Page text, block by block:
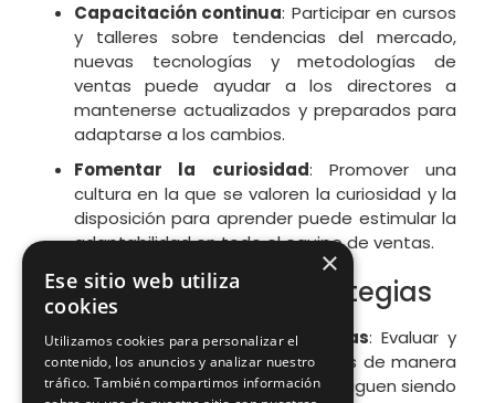
Capacitación continua: Participar en cursos
y talleres sobre tendencias del mercado,
nuevas tecnologías y metodologías de
ventas puede ayudar a los directores a
mantenerse actualizados y preparados para
adaptarse a los cambios.
Fomentar la curiosidad: Promover una
cultura en la que se valoren la curiosidad y la
disposición para aprender puede estimular la
adaptabilidad en todo el equipo de ventas.
Flexibilidad en las estrategias
Revisión regular de estrategias: Evaluar y
ajustar las estrategias de ventas de manera
regular para asegurarse de que siguen siendo
×
Ese sitio web utiliza
cookies
Utilizamos cookies para personalizar el
contenido, los anuncios y analizar nuestro
tráfico. También compartimos información